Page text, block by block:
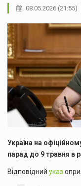
08.05.2026 (21:55)
Україна на
парад до 9 травня в
Відповідний указ